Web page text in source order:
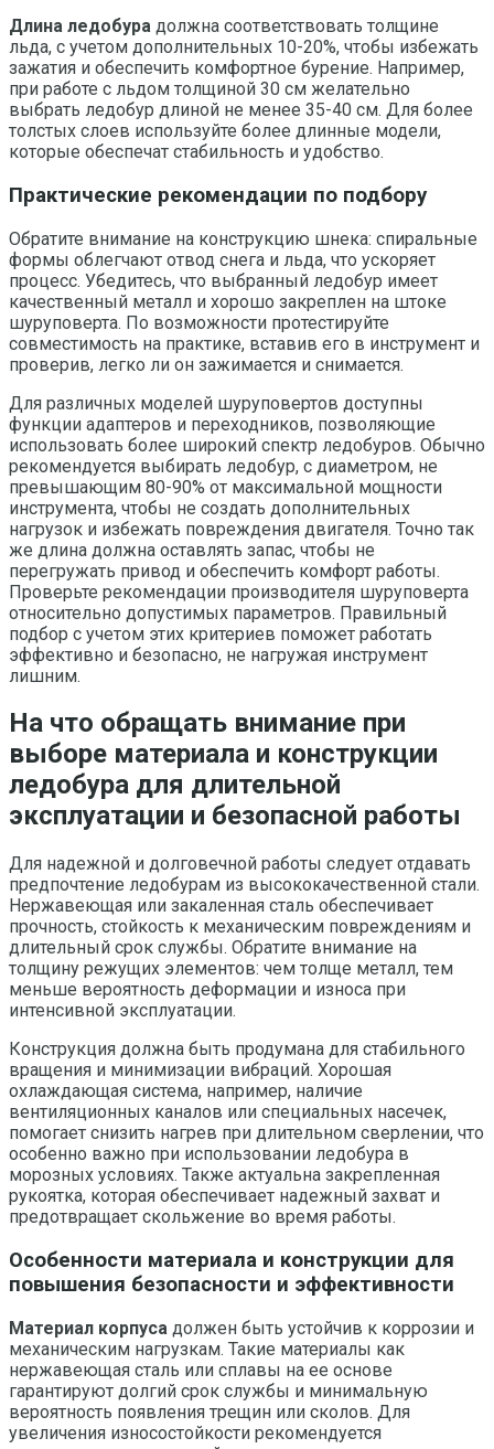
Длина ледобура должна соответствовать толщине
льда, с учетом дополнительных 10-20%, чтобы избежать
зажатия и обеспечить комфортное бурение. Например,
при работе с льдом толщиной 30 см желательно
выбрать ледобур длиной не менее 35-40 см. Для более
толстых слоев используйте более длинные модели,
которые обеспечат стабильность и удобство.
Практические рекомендации по подбору
Обратите внимание на конструкцию шнека: спиральные
формы облегчают отвод снега и льда, что ускоряет
процесс. Убедитесь, что выбранный ледобур имеет
качественный металл и хорошо закреплен на штоке
шуруповерта. По возможности протестируйте
совместимость на практике, вставив его в инструмент и
проверив, легко ли он зажимается и снимается.
Для различных моделей шуруповертов доступны
функции адаптеров и переходников, позволяющие
использовать более широкий спектр ледобуров. Обычно
рекомендуется выбирать ледобур, с диаметром, не
превышающим 80-90% от максимальной мощности
инструмента, чтобы не создать дополнительных
нагрузок и избежать повреждения двигателя. Точно так
же длина должна оставлять запас, чтобы не
перегружать привод и обеспечить комфорт работы.
Проверьте рекомендации производителя шуруповерта
относительно допустимых параметров. Правильный
подбор с учетом этих критериев поможет работать
эффективно и безопасно, не нагружая инструмент
лишним.
На что обращать внимание при
выборе материала и конструкции
ледобура для длительной
эксплуатации и безопасной работы
Для надежной и долговечной работы следует отдавать
предпочтение ледобурам из высококачественной стали.
Нержавеющая или закаленная сталь обеспечивает
прочность, стойкость к механическим повреждениям и
длительный срок службы. Обратите внимание на
толщину режущих элементов: чем толще металл, тем
меньше вероятность деформации и износа при
интенсивной эксплуатации.
Конструкция должна быть продумана для стабильного
вращения и минимизации вибраций. Хорошая
охлаждающая система, например, наличие
вентиляционных каналов или специальных насечек,
помогает снизить нагрев при длительном сверлении, что
особенно важно при использовании ледобура в
морозных условиях. Также актуальна закрепленная
рукоятка, которая обеспечивает надежный захват и
предотвращает скольжение во время работы.
Особенности материала и конструкции для
повышения безопасности и эффективности
Материал корпуса должен быть устойчив к коррозии и
механическим нагрузкам. Такие материалы как
нержавеющая сталь или сплавы на ее основе
гарантируют долгий срок службы и минимальную
вероятность появления трещин или сколов. Для
увеличения износостойкости рекомендуется